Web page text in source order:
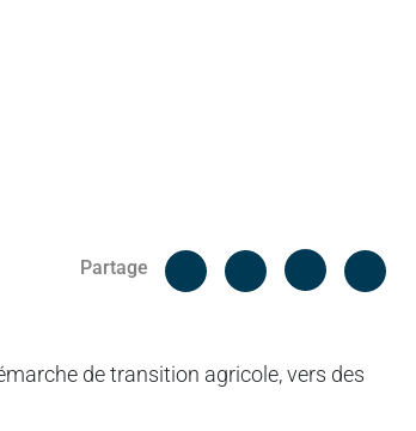
Partage
Facebook
de transition agricole, vers des